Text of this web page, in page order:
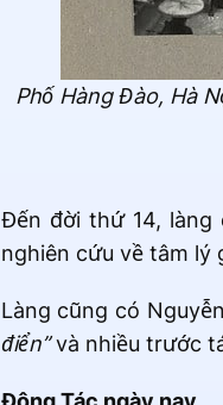
Phố Hàng Đào, Hà
Đến đời thứ 14, làng
nghiên cứu về tâm lý
Làng cũng có
điển”và nhiều trước